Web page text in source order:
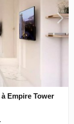
Empire Tower